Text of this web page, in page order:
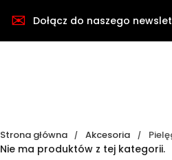
Strona główna Akcesoria
Nie ma produktów z tej kategorii.
✉ Dołącz do naszego